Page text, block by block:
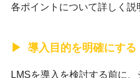
各ポイントについて詳しく説
導入目的を明確にする
LMSを導入を検討する前に